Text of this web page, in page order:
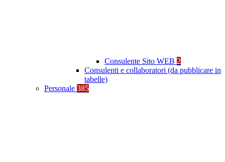
Consulente Sito WEB 2
Consulenti e collaboratori (da pubblicare in
tabelle)
Personale 385